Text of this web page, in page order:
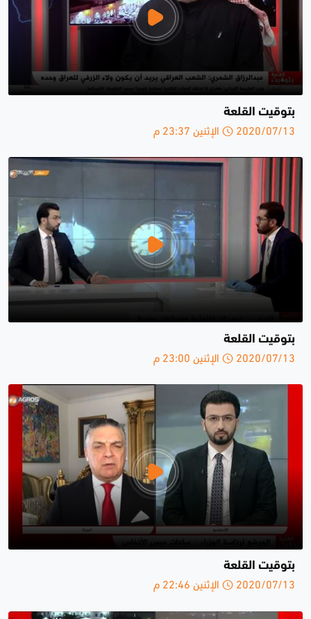
بتوقيت القلعة
2020/07/13 الإثنين 23:37 م
بتوقيت القلعة
2020/07/13 الإثنين 23:00 م
بتوقيت القلعة
2020/07/13 الإثنين 22:46 م